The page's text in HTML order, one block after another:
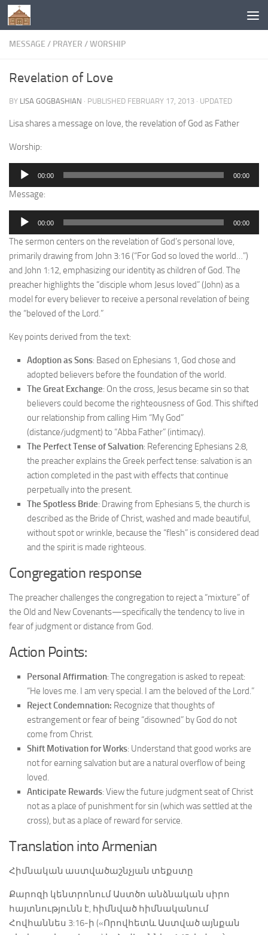
Below content
MESSAGE / PRAYER /WORSHIP
Revelation of Love
BY LISA GOGBASHIAN · PUBLISHED FEBRUARY 17, 2013 · UPDATED
Lisa shares a message on love, the revelation of God as Father
Worship:
Audio
00:00 00:00
Message:
Audio
00:00 00:00
The sermon centers on the revelation of God’s personal love,
primarily drawing from John 3:16 (“For God so loved the world…”)
and John 1:12, emphasizing our identity as children of God. The
preacher highlights the “disciple whom Jesus loved” (John) as a
model for every believer to receive a personal revelation of being
the “beloved of the Lord.”
Key points derived from the text:
Adoption as Sons: Based on Ephesians 1, God chose and
adopted believers before the foundation of the world.
The Great Exchange: On the cross, Jesus became sin so that
believers could become the righteousness of God. This shifted
our relationship from calling Him “My God”
(distance/judgment) to “Abba Father” (intimacy).
The Perfect Tense of Salvation: Referencing Ephesians 2:8,
the preacher explains the Greek perfect tense: salvation is an
action completed in the past with effects that continue
perpetually into the present.
The Spotless Bride: Drawing from Ephesians 5, the church is
described as the Bride of Christ, washed and made beautiful,
without spot or wrinkle, because the “flesh” is considered dead
and the spirit is made righteous.
Congregation response
The preacher challenges the congregation to reject a “mixture” of
the Old and New Covenants—specifically the tendency to live in
fear of judgment or distance from God.
Action Points:
Personal Affirmation: The congregation is asked to repeat:
“He loves me. I am very special. I am the beloved of the Lord.”
Reject Condemnation: Recognize that thoughts of
estrangement or fear of being “disowned” by God do not
come from Christ.
Shift Motivation for Works: Understand that good works are
not for earning salvation but are a natural overflow of being
loved.
Anticipate Rewards: View the future judgment seat of Christ
not as a place of punishment for sin (which was settled at the
cross), but as a place of reward for service.
Translation into Armenian
Հիմնական աստվածաշնչյան տեքստը
Քարոզի կենտրոնում Աստծո անձնական սիրո
հայտնությունն է, հիմնված հիմնականում
Հովհաննես 3:16-ի («Որովհետև Աստված այնքան